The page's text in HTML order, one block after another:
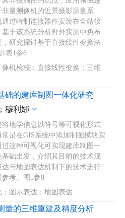
量测像机的近景摄影测量系
过特制连接器件安装在全站仪
于该系统分析野外实测中免布
研究探讨基于直接线性变换法
表1参6
机检校；直接线性变换；三维
础的建库制图一体化研究
穆利娜
地学信息以符号等可视化形式
是在GIS系统中添加制图模块实
这种可视化可实现建库制图一
础出发，介绍其目前的技术现
与地图表达机制下的技术进行
考。图5参8
图示表达；地图表达
量的三维重建及精度分析